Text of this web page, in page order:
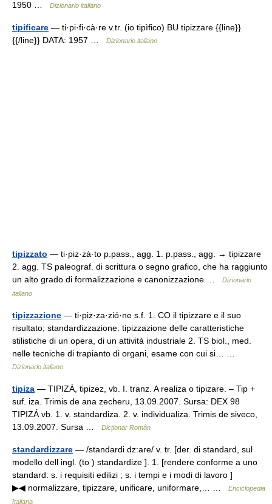
1950 …
Dizionario italiano
tipificare — ti·pi·fi·cà·re v.tr. (io tipìfico) BU tipizzare {{line}}
{{/line}} DATA: 1957 …
Dizionario italiano
tipizzato — ti·piz·zà·to p.pass., agg. 1. p.pass., agg. → tipizzare
2. agg. TS paleograf. di scrittura o segno grafico, che ha raggiunto
un alto grado di formalizzazione e canonizzazione …
Dizionario
italiano
tipizzazione — ti·piz·za·zió·ne s.f. 1. CO il tipizzare e il suo
risultato; standardizzazione: tipizzazione delle caratteristiche
stilistiche di un opera, di un attività industriale 2. TS biol., med.
nelle tecniche di trapianto di organi, esame con cui si… …
Dizionario italiano
tipiza — TIPIZÁ, tipizez, vb. I. tranz. A realiza o tipizare. – Tip +
suf. iza. Trimis de ana zecheru, 13.09.2007. Sursa: DEX 98
TIPIZÁ vb. 1. v. standardiza. 2. v. individualiza. Trimis de siveco,
13.09.2007. Sursa …
Dicționar Român
standardizzare — /standardi dz:are/ v. tr. [der. di standard, sul
modello dell ingl. (to ) standardize ]. 1. [rendere conforme a uno
standard: s. i requisiti edilizi ; s. i tempi e i modi di lavoro ]
▶◀ normalizzare, tipizzare, unificare, uniformare,… …
Enciclopedia
Italiana